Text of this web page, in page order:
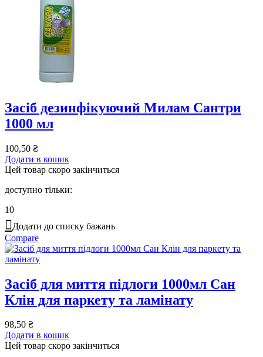
Засіб дезинфікуючий Милам Сантри
1000 мл
100,50 ₴
Додати в кошик
Цей товар скоро закінчиться
доступно тільки:
10
Додати до списку бажань
Compare
Засіб для миття підлоги 1000мл Сан
Клін для паркету та ламінату
98,50 ₴
Додати в кошик
Цей товар скоро закінчиться